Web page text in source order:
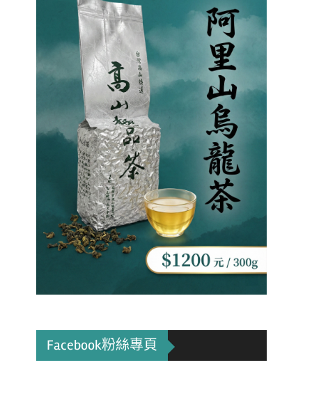
Facebook粉絲專頁